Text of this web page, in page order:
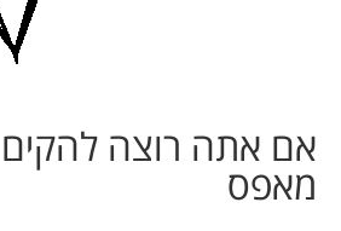
אם אתה רוצה
מאפס